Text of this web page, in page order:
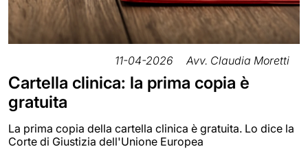
11-04-2026 Avv. Claudia Moretti
Cartella clinica: la prima copia è
gratuita
La prima copia della cartella clinica è gratuita. Lo dice la
Corte di Giustizia dell'Unione Europea